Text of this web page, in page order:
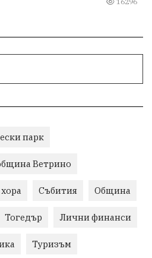
парк
Ветрино
Събития Община
Тогедър Лични финанси
Туризъм